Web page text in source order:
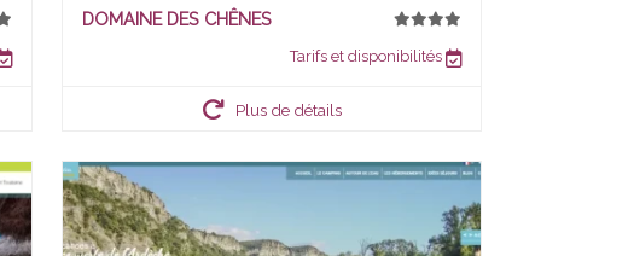
DOMAINE DES CHÊNES
Tarifs et disponibilités
Plus de détails